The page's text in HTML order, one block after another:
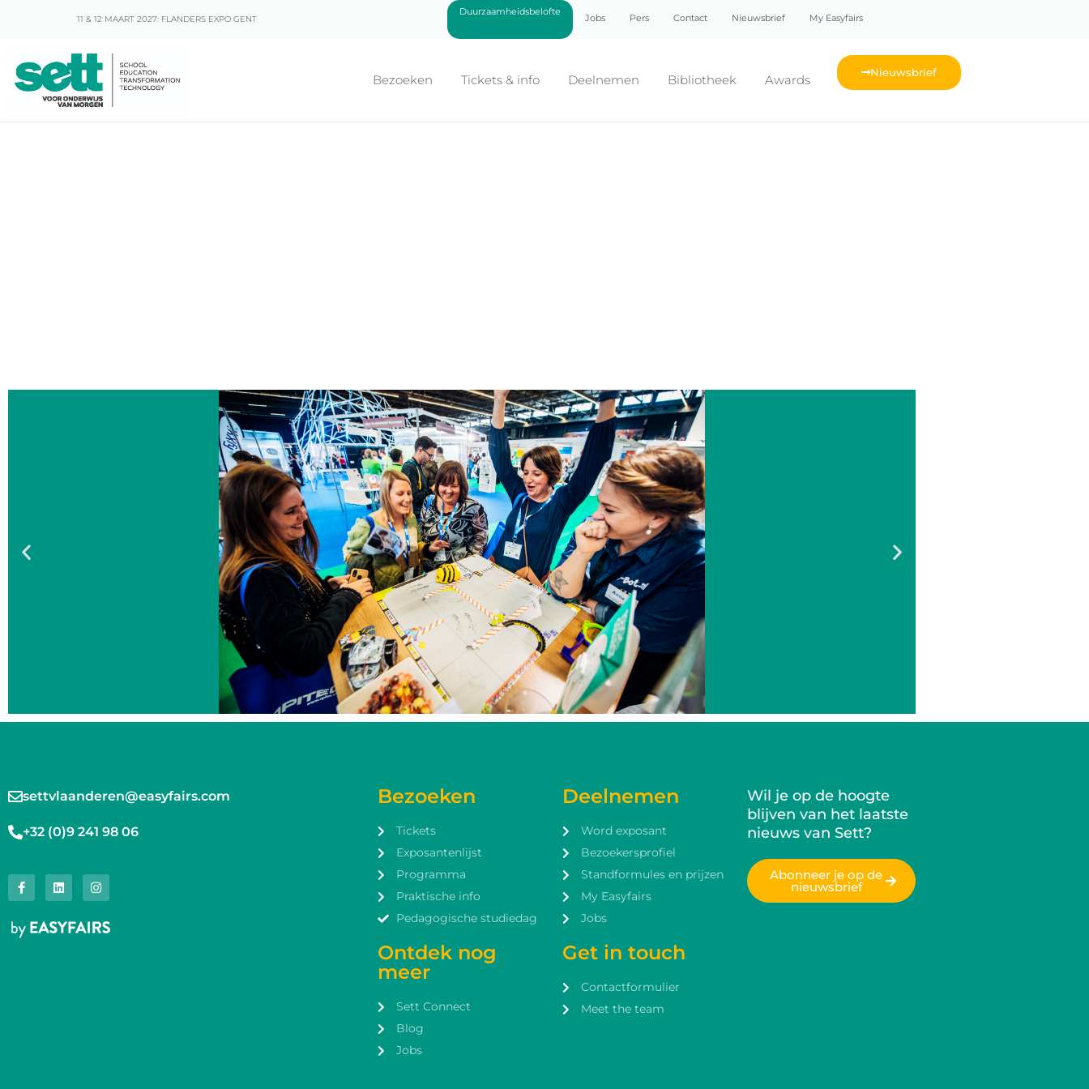
11 & 12 MAART 2027: FLANDERS EXPO GENT
Duurzaamheidsbelofte
Jobs Pers Contact Nieuwsbrief My Easyfairs
Bezoeken Tickets & info Deelnemen Bibliotheek Awards
Nieuwsbrief
settvlaanderen@easyfairs.com
+32 (0)9 241 98 06
Bezoeken
Tickets
Exposantenlijst
Programma
Praktische info
Pedagogische studiedag
Ontdek nog
meer
Sett Connect
Blog
Jobs
Deelnemen
Word exposant
Bezoekersprofiel
Standformules en prijzen
My Easyfairs
Jobs
Get in touch
Contactformulier
Meet the team
Wil je op de hoogte
blijven van het laatste
nieuws van Sett?
Abonneer je op de
nieuwsbrief